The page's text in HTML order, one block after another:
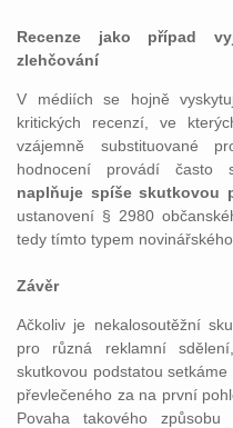
Recenze jako případ
zlehčování
V médiích se hojně
kritických recenzí, ve
vzájemně substituované
hodnocení provádí často
naplňuje spíše skutkovou
ustanovení § 2980
tedy tímto typem
Závěr
Ačkoliv je nekalosoutěžní
pro různá reklamní
skutkovou podstatou
převlečeného za na první
Povaha takového